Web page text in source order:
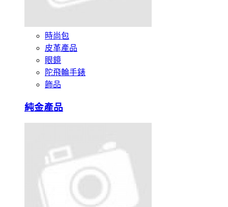
時尚包
皮革產品
眼鏡
陀飛輪手錶
飾品
純金產品